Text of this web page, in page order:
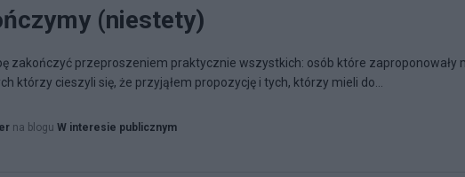
(niestety)
zakończyć przeproszeniem praktycznie wszystkich: osób które zaproponowały
którzy cieszyli się, że przyjąłem propozycję i tych, którzy mieli do...
na blogu W interesie publicznym